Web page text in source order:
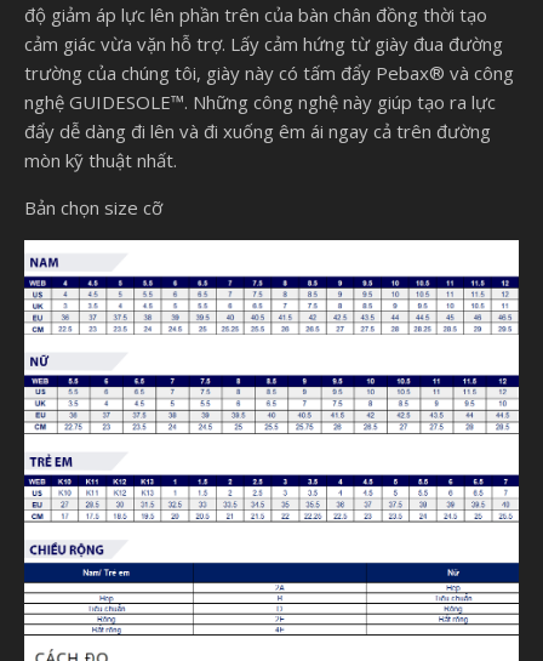
độ giảm áp lực lên phần trên của bàn chân đồng thời tạo
cảm giác vừa vặn hỗ trợ. Lấy cảm hứng từ giày đua đường
trường của chúng tôi, giày này có tấm đẩy Pebax® và công
nghệ GUIDESOLE™. Những công nghệ này giúp tạo ra lực
đẩy dễ dàng đi lên và đi xuống êm ái ngay cả trên đường
mòn kỹ thuật nhất.
Bản chọn size cỡ